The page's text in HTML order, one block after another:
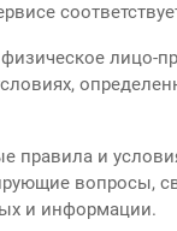
лицо-
правила и
вопросы,
и информации.